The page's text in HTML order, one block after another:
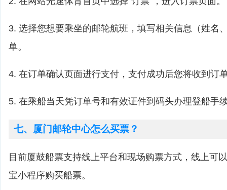
3. 选择您想要乘坐的邮轮航班，填写相关信息（姓名
单。
4. 在订单确认页面进行支付，支付成功后您将收到订
5. 在乘船当天凭订单号和有效证件到码头办理登船手
七、厦门邮轮中心怎么买票？
目前厦鼓船票支持线上平台和现场购票方式，线上可
宝小程序购买船票。